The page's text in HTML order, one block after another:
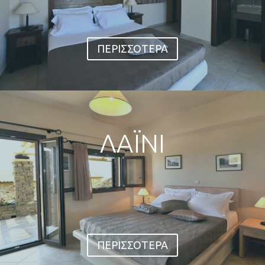
ΠΕΡΙΣΣΟΤΕΡΑ
δορυφορικά κανάλια. Στον κάτω όροφο
βρίσκεται το σαλόνι με air condition ,
τηλεόραση LCD …
ΛΑΪΝΙ
ΠΕΡΙΣΣΟΤΕΡΑ
Ένας όροφος συνόλου 45 τ.μ. Στο ένα δωμάτιο
βρίσκεται η κρεβατοκάμαρα με διπλό κρεβάτι,
μπάνιο, air condition, τηλεόραση με
δορυφορικά κανάλια.
Στο άλλο δωμάτιο βρίσκεται το σαλόνι, με air
condition, πλήρως εξοπλισμένη κουζίνα με
τραπεζαρία.